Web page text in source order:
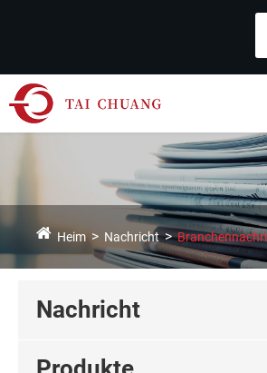
Heim Nachricht
Nachricht